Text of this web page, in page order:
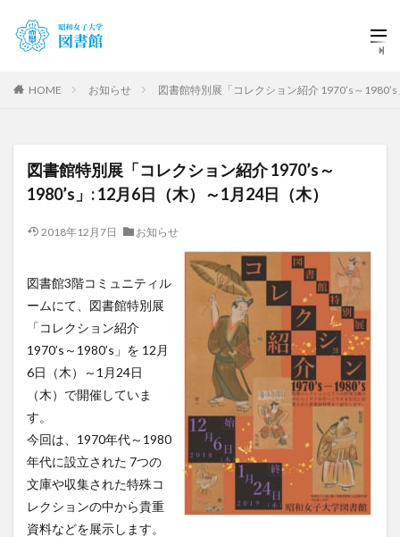
HOME お知らせ 図書館特別展「コレクション紹介 1970’s～
図書館特別展「コレクション紹介 1970’s～
1980’s」: 12月6日（木）～1月24日（木）
2018年12月7日 お知らせ
図書館3階コミュニティル
ームにて、図書館特別展
「コレクション紹介
1970’s～1980’s」を 12月
6日（木）～1月24日
（木）で開催していま
す。
今回は、1970年代～1980
年代に設立された 7つの
文庫や収集された特殊コ
レクションの中から貴重
資料などを展示します。